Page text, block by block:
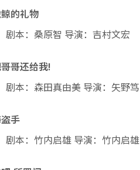
的礼物
剧本：桑原智 导演：吉村文宏
哥还给我!
剧本：森田真由美 导演：矢野笃
手
剧本：竹内启雄 导演：竹内启雄